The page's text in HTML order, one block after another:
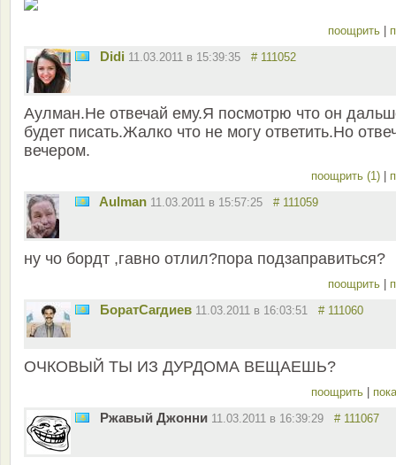
поощрить
Didi 11.03.2011 в 15:39:35 # 111052
Аулман.Не отвечай ему.Я посмотрю что он
будет писать.Жалко что не могу ответить.Но
вечером.
поощрить (1)
Aulman 11.03.2011 в 15:57:25 # 111059
ну чо бордт ,гавно отлил?пора подзаправиться?
поощрить
БоратСагдиев 11.03.2011 в 16:03:51 # 111060
ОЧКОВЫЙ ТЫ ИЗ ДУРДОМА ВЕЩАЕШЬ?
поощрить
Ржавый Джонни 11.03.2011 в 16:39:29 # 111067